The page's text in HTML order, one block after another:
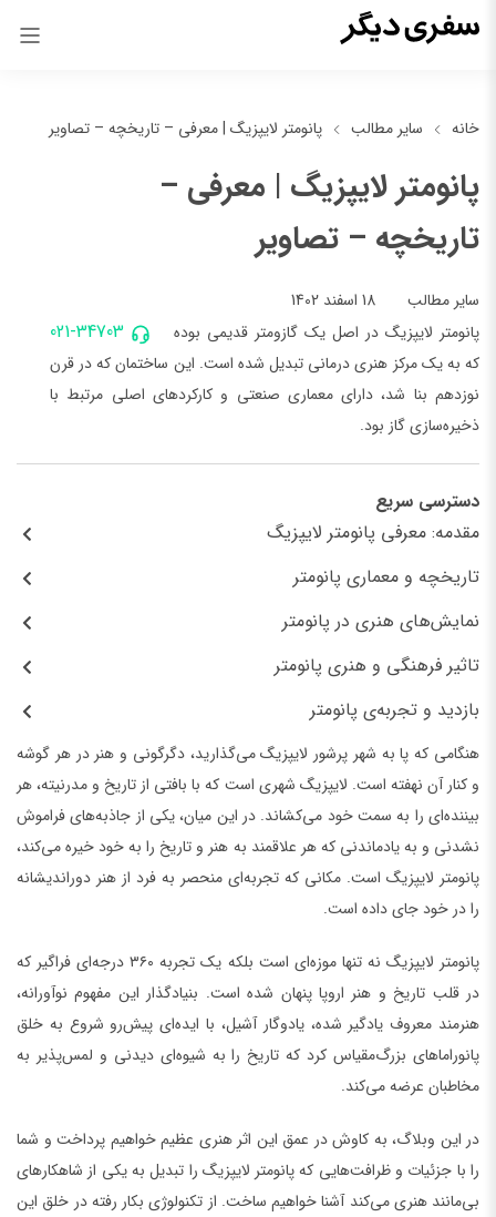
خانه سایر مطالب پانومتر لایپزیگ | معرفی – تاریخچه – تصاویر
پانومتر لایپزیگ | معرفی –
تاریخچه – تصاویر
سایر مطالب 18 اسفند 1402
021-34703
پانومتر لایپزیگ در اصل یک گازومتر قدیمی بوده
که به یک مرکز هنری درمانی تبدیل شده است. این ساختمان که در قرن
نوزدهم بنا شد، دارای معماری صنعتی و کارکردهای اصلی مرتبط با
ذخیره‌سازی گاز بود.
دسترسی سریع
مقدمه: معرفی پانومتر لایپزیگ
تاریخچه و معماری پانومتر
نمایش‌های هنری در پانومتر
تاثیر فرهنگی و هنری پانومتر
بازدید و تجربه‌ی پانومتر
هنگامی که پا به شهر پرشور لایپزیگ می‌گذارید، دگرگونی و هنر در هر گوشه
و کنار آن نهفته است. لایپزیگ شهری است که با بافتی از تاریخ و مدرنیته، هر
بیننده‌ای را به سمت خود می‌کشاند. در این میان، یکی از جاذبه‌های فراموش
نشدنی و به یادماندنی که هر علاقمند به هنر و تاریخ را به خود خیره می‌کند،
پانومتر لایپزیگ است. مکانی که تجربه‌ای منحصر به فرد از هنر دوراندیشانه
را در خود جای داده است.
پانومتر لایپزیگ نه تنها موزه‌ای است بلکه یک تجربه ۳۶۰ درجه‌ای فراگیر که
در قلب تاریخ و هنر اروپا پنهان شده است. بنیادگذار این مفهوم نوآورانه،
هنرمند معروف یادگیر شده، یادوگار آشیل، با ایده‌ای پیش‌رو شروع به خلق
پانوراماهای بزرگ‌مقیاس کرد که تاریخ را به شیوه‌ای دیدنی و لمس‌پذیر به
مخاطبان عرضه می‌کند.
در این وبلاگ، به کاوش در عمق این اثر هنری عظیم خواهیم پرداخت و شما
را با جزئیات و ظرافت‌هایی که پانومتر لایپزیگ را تبدیل به یکی از شاهکارهای
بی‌مانند هنری می‌کند آشنا خواهیم ساخت. از تکنولوژی بکار رفته در خلق این